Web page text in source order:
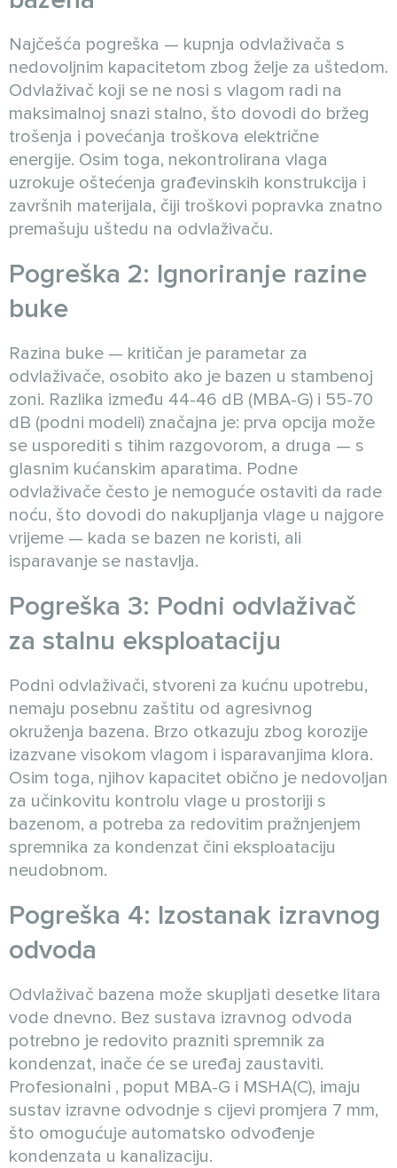
Najčešća pogreška — kupnja odvlaživača s
nedovoljnim kapacitetom zbog želje za uštedom.
Odvlaživač koji se ne nosi s vlagom radi na
maksimalnoj snazi stalno, što dovodi do bržeg
trošenja i povećanja troškova električne
energije. Osim toga, nekontrolirana vlaga
uzrokuje oštećenja građevinskih konstrukcija i
završnih materijala, čiji troškovi popravka znatno
premašuju uštedu na odvlaživaču.
Pogreška 2: Ignoriranje razine
buke
Razina buke — kritičan je parametar za
odvlaživače, osobito ako je bazen u stambenoj
zoni. Razlika između 44-46 dB (MBA-G) i 55-70
dB (podni modeli) značajna je: prva opcija može
se usporediti s tihim razgovorom, a druga — s
glasnim kućanskim aparatima. Podne
odvlaživače često je nemoguće ostaviti da rade
noću, što dovodi do nakupljanja vlage u najgore
vrijeme — kada se bazen ne koristi, ali
isparavanje se nastavlja.
Pogreška 3: Podni odvlaživač
za stalnu eksploataciju
Podni odvlaživači, stvoreni za kućnu upotrebu,
nemaju posebnu zaštitu od agresivnog
okruženja bazena. Brzo otkazuju zbog korozije
izazvane visokom vlagom i isparavanjima klora.
Osim toga, njihov kapacitet obično je nedovoljan
za učinkovitu kontrolu vlage u prostoriji s
bazenom, a potreba za redovitim pražnjenjem
spremnika za kondenzat čini eksploataciju
neudobnom.
Pogreška 4: Izostanak izravnog
odvoda
Odvlaživač bazena može skupljati desetke litara
vode dnevno. Bez sustava izravnog odvoda
potrebno je redovito prazniti spremnik za
kondenzat, inače će se uređaj zaustaviti.
Profesionalni , poput MBA-G i MSHA(C), imaju
sustav izravne odvodnje s cijevi promjera 7 mm,
što omogućuje automatsko odvođenje
kondenzata u kanalizaciju.